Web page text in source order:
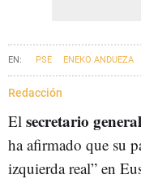
PSE ENEKO ANDUEZA
Redacción
El secretario
ha afirmado que su
izquierda real” en